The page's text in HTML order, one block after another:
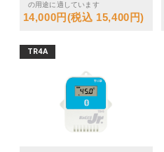
の用途に適しています
14,000円(税込 15,400円)
TR4A